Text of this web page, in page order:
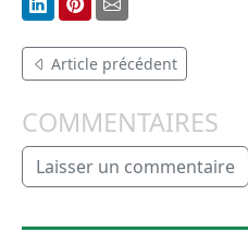
Article précédent
COMMENTAIRES
Laisser un commentaire